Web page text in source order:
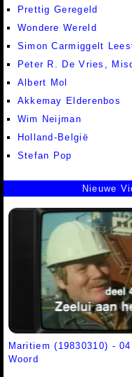
Prettig Geregeld
Wondere Wereld
Simon Carmiggelt
Peter R. De Vries,
Albert Mol
Akkemay Elderenbos
Wim Neijman
Holland-België
Stefan Pop
Nieuwe
Maritiem (19830310) -
Woord